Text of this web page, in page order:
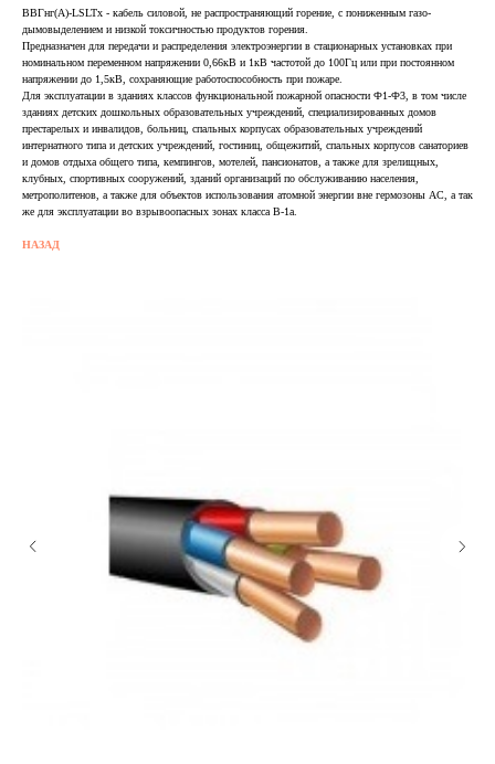
ВВГнг(А)-LSLTx - кабель силовой, не распространяющий горение, с пониженным газо-
дымовыделением и низкой токсичностью продуктов горения.
Предназначен для передачи и распределения электроэнергии в стационарных установках при
номинальном переменном напряжении 0,66кВ и 1кВ частотой до 100Гц или при постоянном
напряжении до 1,5кВ, сохраняющие работоспособность при пожаре.
Для эксплуатации в зданиях классов функциональной пожарной опасности Ф1-Ф3, в том числе
зданиях детских дошкольных образовательных учреждений, специализированных домов
престарелых и инвалидов, больниц, спальных корпусах образовательных учреждений
интернатного типа и детских учреждений, гостиниц, общежитий, спальных корпусов санаториев
и домов отдыха общего типа, кемпингов, мотелей, пансионатов, а также для зрелищных,
клубных, спортивных сооружений, зданий организаций по обслуживанию населения,
метрополитенов, а также для объектов использования атомной энергии вне гермозоны АС, а так
же для эксплуатации во взрывоопасных зонах класса В-1а.
НАЗАД